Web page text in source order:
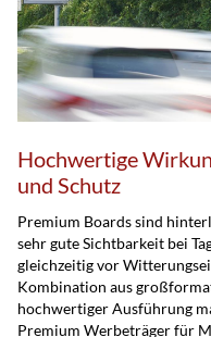
Hochwertige
und Schutz
Premium Boards sind
sehr gute Sichtbarkeit bei
gleichzeitig vor
Kombination aus
hochwertiger Ausführung
Premium Werbeträger für